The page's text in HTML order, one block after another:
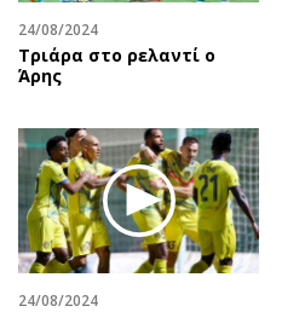
24/08/2024
Τριάρα στο ρελαντί ο
Άρης
24/08/2024